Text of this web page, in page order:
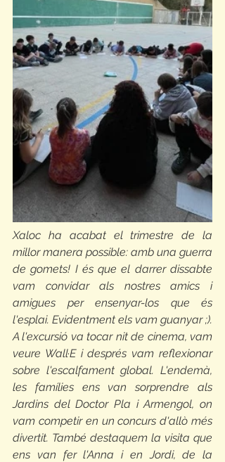
Xaloc ha acabat el trimestre de la
millor manera possible: amb una guerra
de gomets! I és que el darrer dissabte
vam convidar als nostres amics i
amigues per ensenyar-los que és
l'esplai. Evidentment els vam guanyar ;).
A l'excursió va tocar nit de cinema, vam
veure Wall·E i després vam reflexionar
sobre l'escalfament global. L'endemà,
les famílies ens van sorprendre als
Jardins del Doctor Pla i Armengol, on
vam competir en un concurs d'allò més
divertit. També destaquem la visita que
ens van fer l'Anna i en Jordi, de la